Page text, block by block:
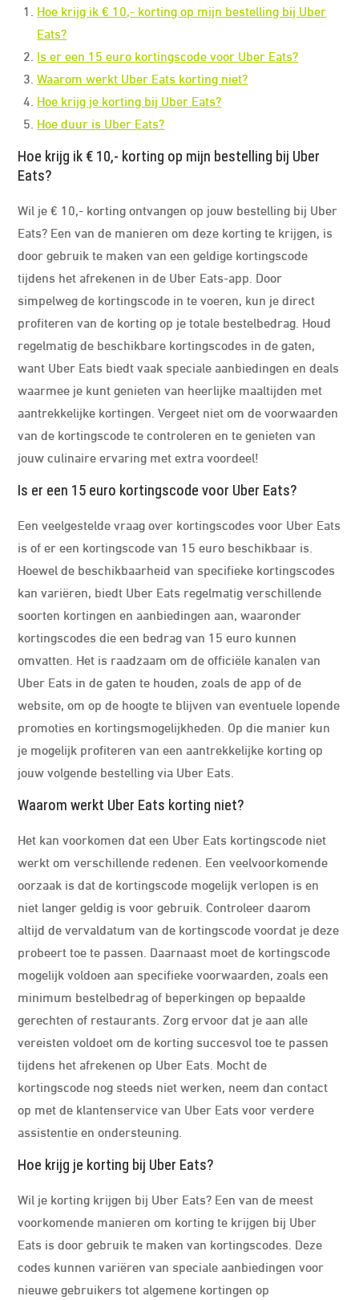
Hoe krijg ik € 10,- korting op mijn bestelling bij Uber
Eats?
Is er een 15 euro kortingscode voor Uber Eats?
Waarom werkt Uber Eats korting niet?
Hoe krijg je korting bij Uber Eats?
Hoe duur is Uber Eats?
Hoe krijg ik € 10,- korting op mijn bestelling bij Uber
Eats?
Wil je € 10,- korting ontvangen op jouw bestelling bij Uber
Eats? Een van de manieren om deze korting te krijgen, is
door gebruik te maken van een geldige kortingscode
tijdens het afrekenen in de Uber Eats-app. Door
simpelweg de kortingscode in te voeren, kun je direct
profiteren van de korting op je totale bestelbedrag. Houd
regelmatig de beschikbare kortingscodes in de gaten,
want Uber Eats biedt vaak speciale aanbiedingen en deals
waarmee je kunt genieten van heerlijke maaltijden met
aantrekkelijke kortingen. Vergeet niet om de voorwaarden
van de kortingscode te controleren en te genieten van
jouw culinaire ervaring met extra voordeel!
Is er een 15 euro kortingscode voor Uber Eats?
Een veelgestelde vraag over kortingscodes voor Uber Eats
is of er een kortingscode van 15 euro beschikbaar is.
Hoewel de beschikbaarheid van specifieke kortingscodes
kan variëren, biedt Uber Eats regelmatig verschillende
soorten kortingen en aanbiedingen aan, waaronder
kortingscodes die een bedrag van 15 euro kunnen
omvatten. Het is raadzaam om de officiële kanalen van
Uber Eats in de gaten te houden, zoals de app of de
website, om op de hoogte te blijven van eventuele lopende
promoties en kortingsmogelijkheden. Op die manier kun
je mogelijk profiteren van een aantrekkelijke korting op
jouw volgende bestelling via Uber Eats.
Waarom werkt Uber Eats korting niet?
Het kan voorkomen dat een Uber Eats kortingscode niet
werkt om verschillende redenen. Een veelvoorkomende
oorzaak is dat de kortingscode mogelijk verlopen is en
niet langer geldig is voor gebruik. Controleer daarom
altijd de vervaldatum van de kortingscode voordat je deze
probeert toe te passen. Daarnaast moet de kortingscode
mogelijk voldoen aan specifieke voorwaarden, zoals een
minimum bestelbedrag of beperkingen op bepaalde
gerechten of restaurants. Zorg ervoor dat je aan alle
vereisten voldoet om de korting succesvol toe te passen
tijdens het afrekenen op Uber Eats. Mocht de
kortingscode nog steeds niet werken, neem dan contact
op met de klantenservice van Uber Eats voor verdere
assistentie en ondersteuning.
Hoe krijg je korting bij Uber Eats?
Wil je korting krijgen bij Uber Eats? Een van de meest
voorkomende manieren om korting te krijgen bij Uber
Eats is door gebruik te maken van kortingscodes. Deze
codes kunnen variëren van speciale aanbiedingen voor
nieuwe gebruikers tot algemene kortingen op